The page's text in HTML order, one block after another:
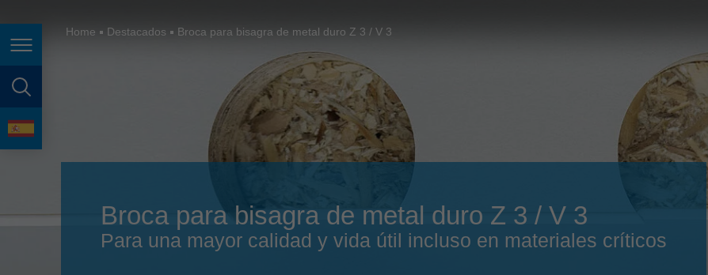
page search
language
France français
Great Britain
Italia italiano
India english
Japan (日本) 日本語
Magyarország magyar
Malaysia
Türkiye
USA
Việt Nam
ประเทศไทย
Україна
Home Destacados Broca para bisagra de metal duro Z 3 / V 3
Broca para bisagra de metal duro Z 3 / V 3
Para una mayor calidad y vida útil incluso en materiales críticos